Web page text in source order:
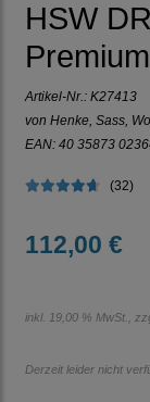
HSW
Premium
Artikel-Nr.: K27413
von Henke, Sass,
EAN: 40 35873
(32)
112,00 €
inkl. 19,00 % MwSt.,
Derzeit leider nicht